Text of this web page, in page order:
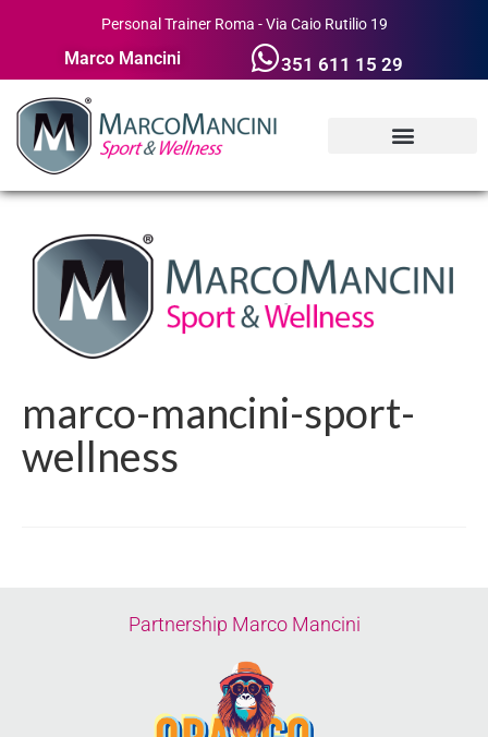
Personal Trainer Roma - Via Caio Rutilio 19
Marco Mancini 351 611 15 29
marco-mancini-sport-
wellness
Partnership Marco Mancini